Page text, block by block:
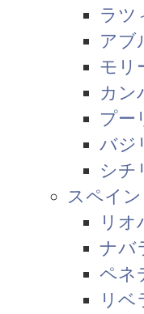
ラツ
アブ
モリ
カン
プー
バジ
シチ
スペイン
リオ
ナバ
ペネ
リベ